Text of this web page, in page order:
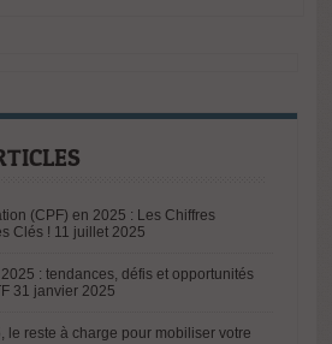
(CPF) en 2025 : Les Chiffres
Clés ! 11 juillet 2025
: tendances, défis et opportunités
31 janvier 2025
le reste à charge pour mobiliser votre